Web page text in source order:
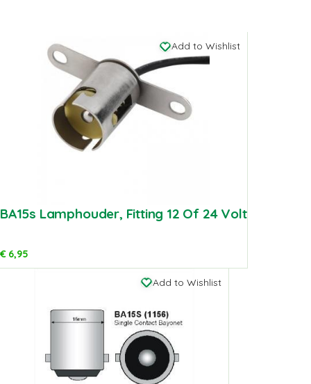
Add to Wishlist
BA15s Lamphouder, Fitting 12 Of 24 Volt
€6,95
Add to Wishlist